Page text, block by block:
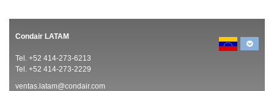
Condair LATAM
Tel. +52 414-273-6213
Tel. +52 414-273-2229
ventas.latam@condair.com